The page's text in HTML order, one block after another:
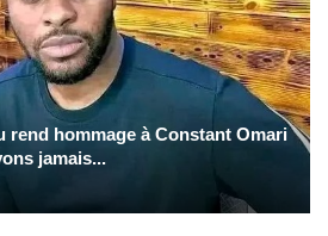
rend hommage à Constant Omari
jamais...